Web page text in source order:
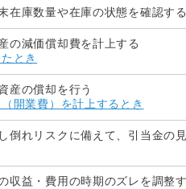
在庫数量や在庫の状態を確認す
の減価償却費を計上する
とき
産の償却を行う
開業費）を計上するとき
倒れリスクに備えて、引当金の
収益・費用の時期のズレを調整